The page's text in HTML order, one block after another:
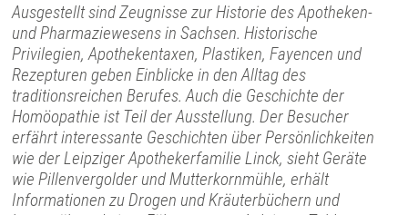
Ausgestellt sind Zeugnisse zur Historie des Apotheken-
und Pharmaziewesens in Sachsen. Historische
Privilegien, Apothekentaxen, Plastiken, Fayencen und
Rezepturen geben Einblicke in den Alltag des
traditionsreichen Berufes. Auch die Geschichte der
Homöopathie ist Teil der Ausstellung. Der Besucher
erfährt interessante Geschichten über Persönlichkeiten
wie der Leipziger Apothekerfamilie Linck, sieht Geräte
wie Pillenvergolder und Mutterkornmühle, erhält
Informationen zu Drogen und Kräuterbüchern und